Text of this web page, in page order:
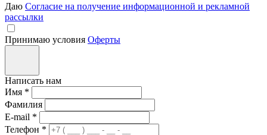
Даю Согласие на получение информационной и рекламной
рассылки
Принимаю условия Оферты
Написать нам
Имя *
Фамилия
E-mail *
Телефон *